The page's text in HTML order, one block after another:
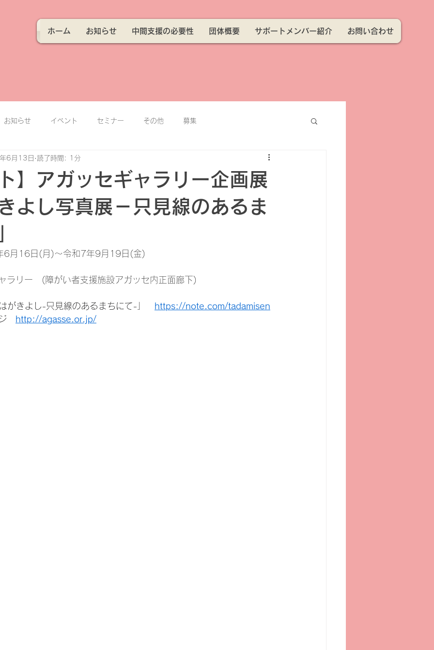
ホーム お知らせ 中間支援の必要性 団体概要 サポートメンバー紹介 お問い合わせ
お知らせ イベント セミナー その他 募集
】アガッセギャラリー企画展
よし写真展－只見線のあるま
6月13日 読了時間: 1分
6月16日(月)～令和7年9月19日(金)
ラリー　(障がい者支援施設アガッセ内正面廊下)
がきよし-只見線のあるまちにて-」
https://note.com/tadamisen
ジ
http://agasse.or.jp/